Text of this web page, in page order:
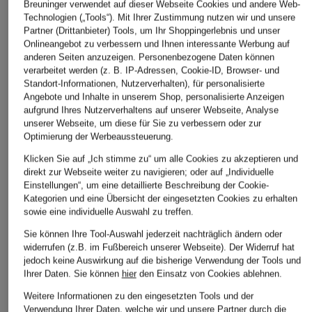
Breuninger verwendet auf dieser Webseite Cookies und andere Web-
Technologien („Tools“). Mit Ihrer Zustimmung nutzen wir und unsere
Partner (Drittanbieter) Tools, um Ihr Shoppingerlebnis und unser
Onlineangebot zu verbessern und Ihnen interessante Werbung auf
anderen Seiten anzuzeigen. Personenbezogene Daten können
verarbeitet werden (z. B. IP-Adressen, Cookie-ID, Browser- und
Standort-Informationen, Nutzerverhalten), für personalisierte
Angebote und Inhalte in unserem Shop, personalisierte Anzeigen
aufgrund Ihres Nutzerverhaltens auf unserer Webseite, Analyse
unserer Webseite, um diese für Sie zu verbessern oder zur
Optimierung der Werbeaussteuerung.
Klicken Sie auf „Ich stimme zu“ um alle Cookies zu akzeptieren und
direkt zur Webseite weiter zu navigieren; oder auf „Individuelle
Einstellungen“, um eine detaillierte Beschreibung der Cookie-
Kategorien und eine Übersicht der eingesetzten Cookies zu erhalten
sowie eine individuelle Auswahl zu treffen.
Sie können Ihre Tool-Auswahl jederzeit nachträglich ändern oder
widerrufen (z.B. im Fußbereich unserer Webseite). Der Widerruf hat
jedoch keine Auswirkung auf die bisherige Verwendung der Tools und
Ihrer Daten. Sie können hierden Einsatz von Cookies ablehnen.
Weitere Informationen zu den eingesetzten Tools und der
Verwendung Ihrer Daten, welche wir und unsere Partner durch die